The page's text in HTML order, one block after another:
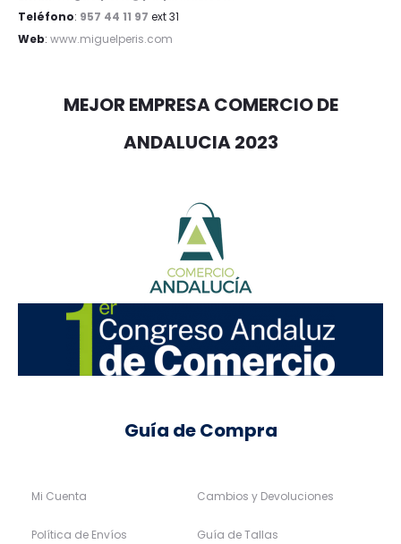
Teléfono: 957 44 11 97 ext 31
Web: www.miguelperis.com
MEJOR EMPRESA COMERCIO DE
ANDALUCIA 2023
Guía de Compra
Mi Cuenta
Política de Envíos
Cambios y Devoluciones
Guía de Tallas